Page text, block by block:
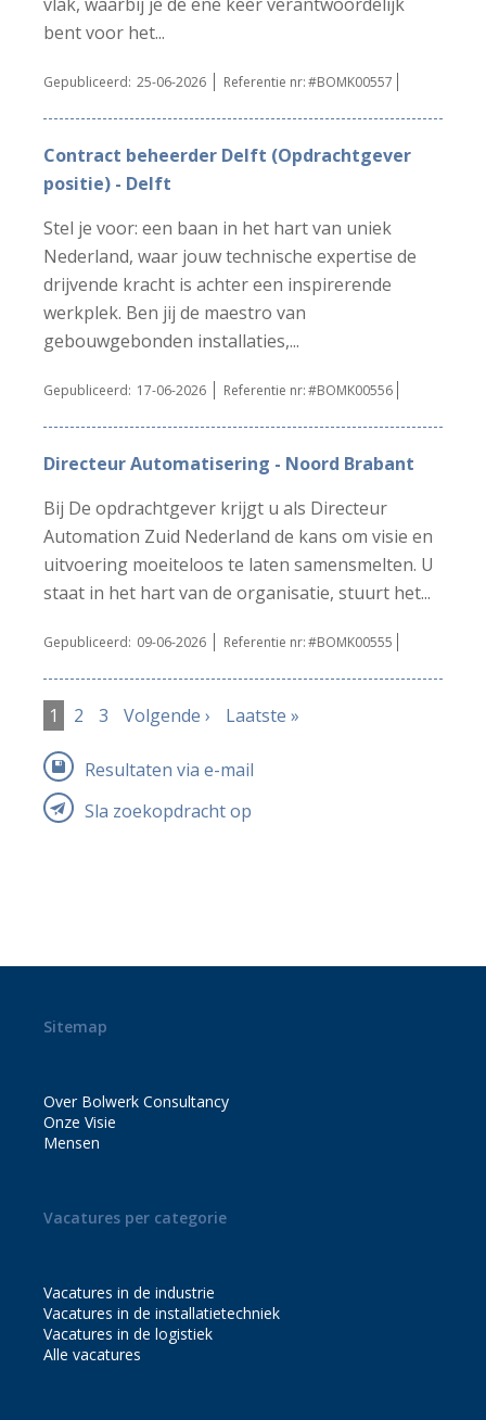
bent voor het...
Gepubliceerd: 25-06-2026 Referentie nr:#BOMK00557
Contract beheerder Delft (Opdrachtgever
positie) - Delft
Stel je voor: een baan in het hart van uniek
Nederland, waar jouw technische expertise de
drijvende kracht is achter een inspirerende
werkplek. Ben jij de maestro van
gebouwgebonden installaties,...
Gepubliceerd: 17-06-2026 Referentie nr:#BOMK00556
Directeur Automatisering - Noord Brabant
Bij De opdrachtgever krijgt u als Directeur
Automation Zuid Nederland de kans om visie en
uitvoering moeiteloos te laten samensmelten. U
staat in het hart van de organisatie, stuurt het...
Gepubliceerd: 09-06-2026 Referentie nr:#BOMK00555
1 2 3 Volgende › Laatste »
Resultaten via e-mail
Sla zoekopdracht op
Sitemap
Over Bolwerk Consultancy
Onze Visie
Mensen
Vacatures per categorie
Vacatures in de industrie
Vacatures in de installatietechniek
Vacatures in de logistiek
Alle vacatures